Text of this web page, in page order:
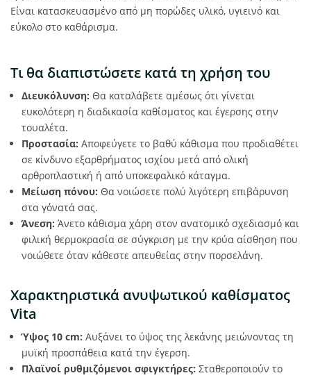
Είναι κατασκευασμένο από μη πορώδες υλικό, υγιεινό και
εύκολο στο καθάρισμα.
Τι θα διαπιστώσετε κατά τη χρήση του
Διευκόλυνση: Θα καταλάβετε αμέσως ότι γίνεται
ευκολότερη η διαδικασία καθίσματος και έγερσης στην
τουαλέτα.
Προστασία: Αποφεύγετε το βαθύ κάθισμα που προδιαθέτει
σε κίνδυνο εξαρθρήματος ισχίου μετά από ολική
αρθροπλαστική ή από υποκεφαλικό κάταγμα.
Μείωση πόνου: Θα νοιώσετε πολύ λιγότερη επιβάρυνση
στα γόνατά σας.
Άνεση: Άνετο κάθισμα χάρη στον ανατομικό σχεδιασμό και
φιλική θερμοκρασία σε σύγκριση με την κρύα αίσθηση που
νοιώθετε όταν κάθεστε απευθείας στην πορσελάνη.
Χαρακτηριστικά ανυψωτικού καθίσματος
Vita
Ύψος 10 cm: Αυξάνει το ύψος της λεκάνης μειώνοντας τη
μυϊκή προσπάθεια κατά την έγερση.
Πλαϊνοί ρυθμιζόμενοι σφιγκτήρες: Σταθεροποιούν το